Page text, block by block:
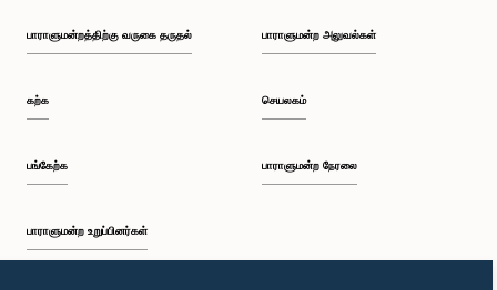
பாராளுமன்றத்திற்கு வருகை தருதல்
கற்க
பங்கேற்க
பாராளுமன்ற உறுப்பினர்கள்
பாராளுமன்ற அலுவல்கள்
செயலகம்
பாராளுமன்ற நேரலை